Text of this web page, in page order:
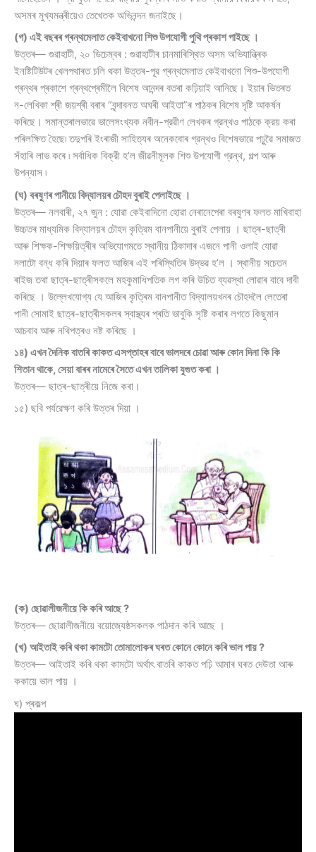
অসমৰ মুখ্যমন্ত্ৰীয়েও তেখেতক অভিনন্দন জনাইছে।
(গ) এই বছৰৰ গ্ৰন্থমেলাত কেইবাখনো শিশু উপযোগী পুথি প্ৰকাশ পাইছে ।
উত্তৰ— গুৱাহাটী, ২০ ডিচেম্বৰ : গুৱাহাটীৰ চানমাৰিস্থিত অসম অভিযান্ত্ৰিক
ইনষ্টিটিউটৰ খেলপথাৰত চলি থকা উত্তৰ-পূৱ গ্ৰন্থমেলাত কেইবাখনো শিশু-উপযোগী
গ্ৰন্থৰ প্ৰকাশে গ্ৰন্থপ্ৰেমীলৈ বিশেষ আনন্দৰ বতৰা কঢ়িয়াই আনিছে। ইয়াৰ ভিতৰত
ন-লেখিকা শ্ৰী জয়শ্ৰী বৰাৰ “বৃন্দাবনত অঘৰী আইতা”ৰ পাঠকৰ বিশেষ দৃষ্টি আকৰ্ষন
কৰিছে। সমান্তৰালভাৱে ভালেসংখ্যক নবীন-প্রৱীণ লেখকৰ গ্রন্থও পাঠকে ক্রয় কৰা
পৰিলক্ষিত হৈছে৷ তদুপৰি ইংৰাজী সাহিত্যৰ অনেকবোৰ গ্রন্থও বিশেষভাৱে পঢ়ুৱৈ সমাজত
সঁহাৰি লাভ কৰে ৷ সর্বাধিক বিক্রী হ’ল জীৱনীমূলক শিশু উপযোগী গ্রন্থ, গল্প আৰু
উপন্যাস ৷
(ঘ) বৰষুণৰ পানীয়ে বিদ্যালয়ৰ চৌহদ বুৰাই পেলাইছে ।
উত্তৰ— নলবাৰী, ২৭ জুন : যোৱা কেইবাদিনো হোৱা নেৰানেপেৰা বৰষুণৰ ফলত মাখিবাহা
উচ্চতৰ মাধ্যমিক বিদ্যালয়ৰ চৌহদ কৃত্রিম বানপানীয়ে বুৰাই পেলায় । ছাত্ৰ-ছাত্ৰী
আৰু শিক্ষক-শিক্ষয়িত্ৰীৰ অভিযোগমতে স্থানীয় ঠিকাদাৰ এজনে পানী ওলাই যোৱা
নলাটো বন্ধ কৰি দিয়াৰ ফলত আজিৰ এই পৰিস্থিতিৰ উদ্ভৱ হ’ল । স্থানীয় সচেতন
ৰাইজ তথা ছাত্ৰ-ছাত্ৰীসকলে মহকুমাধিপতিক লগ কৰি উচিত ব্যৱস্থা লোৱাৰ বাবে দাবী
কৰিছে । উল্লেখযোগ্য যে আজিৰ কৃত্ৰিম বানপানীত বিদ্যালয়খনৰ চৌহদলৈ লেতেৰা
পানী সোমাই ছাত্ৰ-ছাত্ৰীসকলৰ স্বাস্থ্যৰ প্ৰতি ভাবুকি সৃষ্টি কৰাৰ লগতে কিছুমান
আচবাব আৰু নথিপত্ৰও নষ্ট কৰিছে ।
১৪) এখন দৈনিক বাতৰি কাকত এসপ্তাহৰ বাবে ভালদৰে চোৱা আৰু কোন দিনা কি কি
শিতান থাকে, সেয়া বাৰৰ নামেৰে সৈতে এখন তালিকা যুগুত কৰা ।
উত্তৰ— ছাত্ৰ-ছাত্ৰীয়ে নিজে কৰা।
১৫) ছবি পৰ্যৱেক্ষণ কৰি উত্তৰ দিয়া ।
(ক) ছোৱালীজনীয়ে কি কৰি আছে ?
উত্তৰ— ছোৱালীজনীয়ে বয়োজ্যেষ্ঠসকলক পাঠদান কৰি আছে ।
(খ) আইতাই কৰি থকা কামটো তোমালোকৰ ঘৰত কোনে কোনে কৰি ভাল পায় ?
উত্তৰ— আইতাই কৰি থকা কামটো অৰ্থাৎ বাতৰি কাকত পঢ়ি আমাৰ ঘৰত দেউতা আৰু
ককায়ে ভাল পায় ।
ঘ) প্ৰকল্প